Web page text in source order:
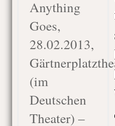
Anything
Goes,
28.02.2013,
(im
Deutschen
Theater) –